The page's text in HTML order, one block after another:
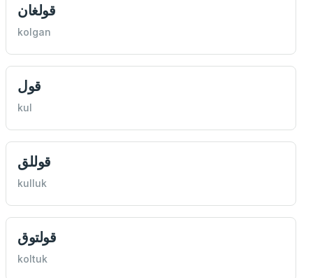
قولغان
kolgan
قول
kul
قوللق
kulluk
قولتوق
koltuk